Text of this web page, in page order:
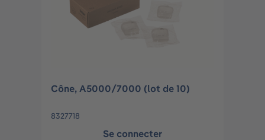
Cône, A5000/7000 (lot de 10)
8327718
Se connecter